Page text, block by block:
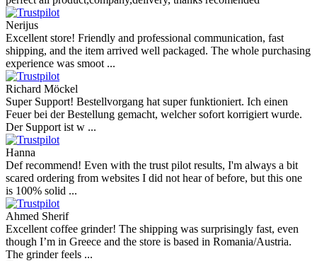
Nerijus
Excellent store! Friendly and professional communication, fast
shipping, and the item arrived well packaged. The whole purchasing
experience was smoot ...
Richard Möckel
Super Support! Bestellvorgang hat super funktioniert. Ich einen
Feuer bei der Bestellung gemacht, welcher sofort korrigiert wurde.
Der Support ist w ...
Hanna
Def recommend! Even with the trust pilot results, I'm always a bit
scared ordering from websites I did not hear of before, but this one
is 100% solid ...
Ahmed Sherif
Excellent coffee grinder! The shipping was surprisingly fast, even
though I’m in Greece and the store is based in Romania/Austria.
The grinder feels ...